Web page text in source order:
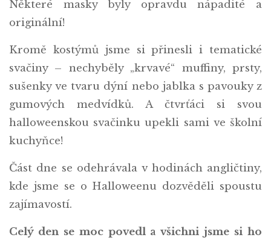
Některé masky byly opravdu nápadité a
originální!
Kromě kostýmů jsme si přinesli i tematické
svačiny – nechyběly „krvavé“ muffiny, prsty,
sušenky ve tvaru dýní nebo jablka s pavouky z
gumových medvídků. A čtvrťáci si svou
halloweenskou svačinku upekli sami ve školní
kuchyňce!
Část dne se odehrávala v hodinách angličtiny,
kde jsme se o Halloweenu dozvěděli spoustu
zajímavostí.
Celý den se moc povedl a všichni jsme si ho